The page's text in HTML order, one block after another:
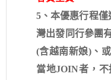
5、本優惠行程
灣出發同行參團
(含越南新娘)、
當地JOIN者，